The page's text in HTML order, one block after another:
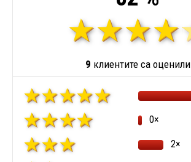
9 клиентите са оценили
0×
2×